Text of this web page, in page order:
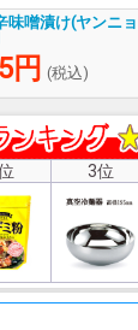
味噌漬け(ヤンニ
円 (税込)
3位